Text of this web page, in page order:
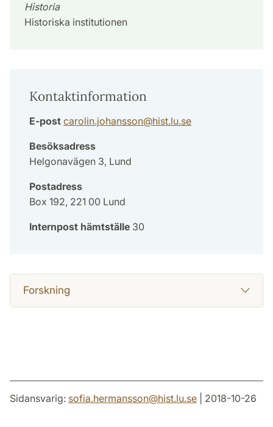
Historia
Historiska institutionen
Kontaktinformation
E-post carolin.johansson@hist.lu.se
Besöksadress
Helgonavägen 3, Lund
Postadress
Box 192, 221 00 Lund
Internpost hämtställe 30
Forskning
Sidansvarig: sofia.hermansson@hist.lu.se | 2018-10-26